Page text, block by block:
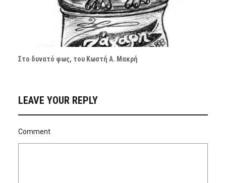
Στο δυνατό φως, του Κωστή Α. Μακρή
LEAVE YOUR REPLY
Comment